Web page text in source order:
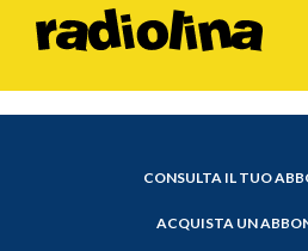
CONSULTA IL TUO
ACQUISTA UN